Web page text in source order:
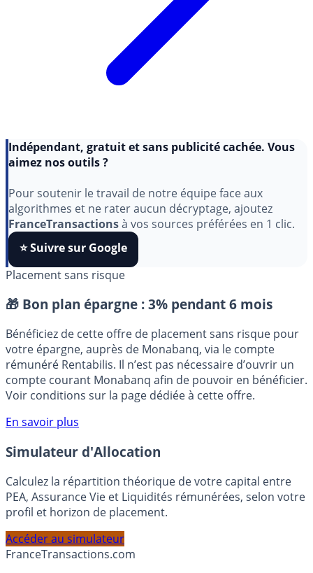
aimez nos outils ?
Pour soutenir le travail de notre équipe face aux
algorithmes et ne rater aucun décryptage, ajoutez
FranceTransactionsà vos sources préférées en 1 clic.
⭐️ Suivre sur Google
Placement sans risque
🎁 Bon plan épargne : 3% pendant 6 mois
Bénéficiez de cette offre de placement sans risque pour
votre épargne, auprès de Monabanq, via le compte
rémunéré Rentabilis. Il n’est pas nécessaire d’ouvrir un
Voir conditions sur la page dédiée à cette offre.
En savoir plus
Simulateur d'Allocation
Calculez la répartition théorique de votre capital entre
PEA, Assurance Vie et Liquidités rémunérées, selon votre
profil et horizon de placement.